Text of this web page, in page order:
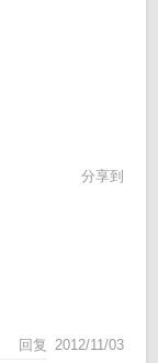
分享到
2012/11/03
回复